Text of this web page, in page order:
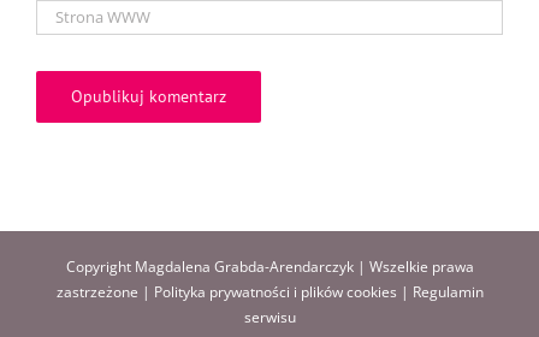
Copyright Magdalena Grabda-Arendarczyk | Wszelkie prawa
zastrzeżone | Polityka prywatności i plików cookies | Regulamin
serwisu